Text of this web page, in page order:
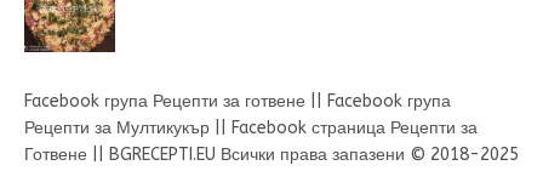
Facebook група Рецепти за готвене
Facebook група
Рецепти за Мултикукър
Facebook страница Рецепти за
Готвене
BGRECEPTI.EU Всички права запазени © 2018-2025